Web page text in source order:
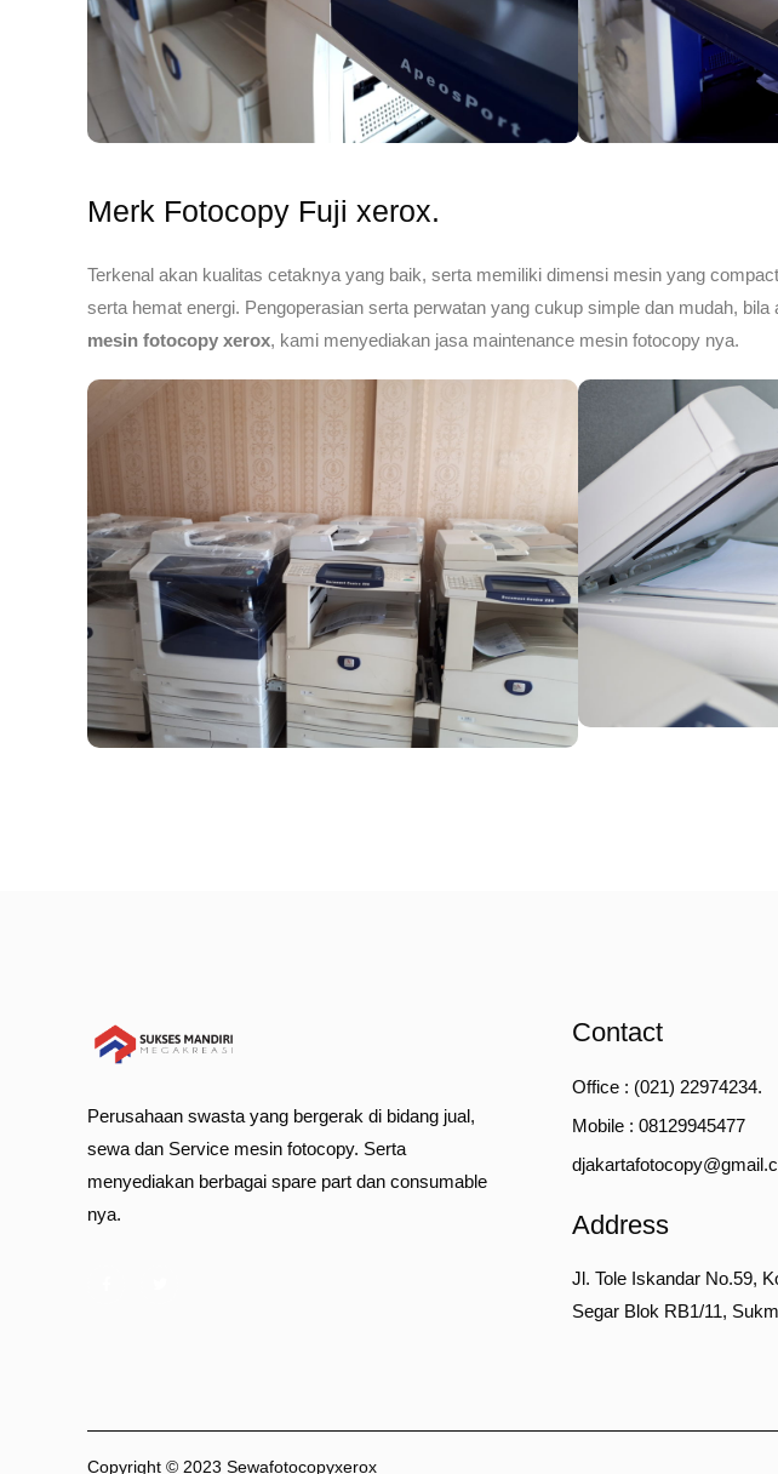
Merk Fotocopy Fuji xerox.
Terkenal akan kualitas cetaknya yang baik, serta memiliki dimensi mesin yang
serta hemat energi. Pengoperasian serta perwatan yang cukup simple dan mudah,
mesin fotocopy xerox, kami menyediakan jasa maintenance mesin fotocopy nya.
Perusahaan swasta yang bergerak di bidang jual,
sewa dan Service mesin fotocopy. Serta
menyediakan berbagai spare part dan consumable
nya.
Contact
Office : (021) 22974234.
Mobile : 08129945477
Address
Jl. Tole Iskandar No.59,
Segar Blok RB1/11,
Copyright © 2023 Sewafotocopyxerox